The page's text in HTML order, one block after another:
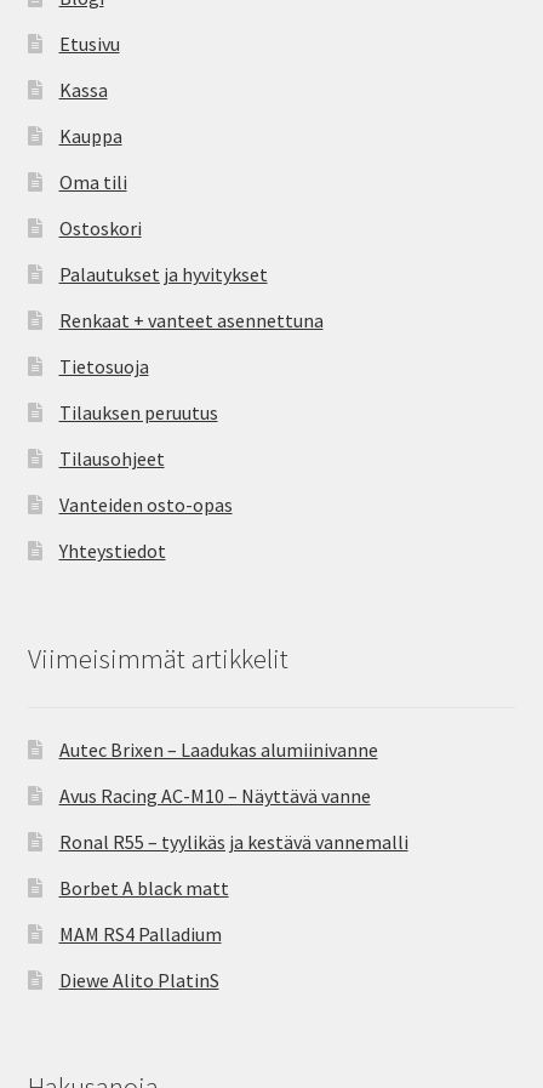
Etusivu
Kassa
Kauppa
Oma tili
Ostoskori
Palautukset ja hyvitykset
Renkaat + vanteet asennettuna
Tietosuoja
Tilauksen peruutus
Tilausohjeet
Vanteiden osto-opas
Yhteystiedot
Viimeisimmät artikkelit
Autec Brixen – Laadukas alumiinivanne
Avus Racing AC-M10 – Näyttävä vanne
Ronal R55 – tyylikäs ja kestävä vannemalli
Borbet A black matt
MAM RS4 Palladium
Diewe Alito PlatinS